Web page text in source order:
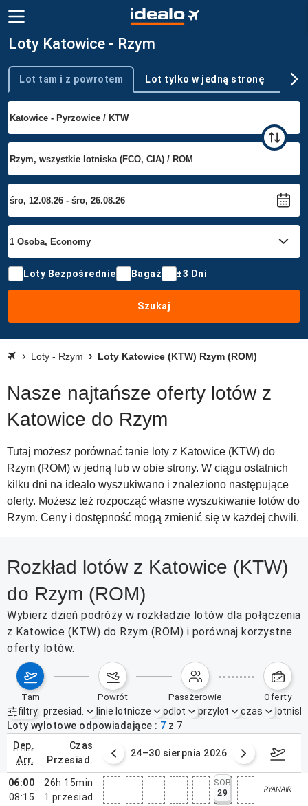
Loty Katowice - Rzym
Typ podróży
Lot tam i z powrotem Lot tylko w jedną stronę
Loty Bezpośrednie Bagaż ±3 Dni
Szukaj
Loty - Rzym Loty Katowice (KTW) Rzym (ROM)
Nasze najtańsze oferty lotów z
Katowice do Rzym
Tutaj możesz porównać tanie loty z Katowice (KTW) do
Rzym (ROM) w jedną lub w obie strony. W ciągu ostatnich
kilku dni na idealo wyszukiwano i znaleziono następujące
oferty. Możesz też rozpocząć własne wyszukiwanie lotów do
Rzym. Ceny i dostępność mogą zmienić się w każdej chwili.
Rozkład lotów z Katowice (KTW)
do Rzym (ROM)
Wybierz dzień podróży w rozkładzie lotów dla połączenia
z Katowice (KTW) do Rzym (ROM) i porównaj korzystne
oferty lotów.
tam powrót pasażerowie oferty
filtry
Aktywne filtry brak
przesiad. linie lotnicze odlot przylot czas
Loty wylotowe odpowiadające
7 z 7
dep.
arr.
czas
przesiad.
sierpnia 2026 24–30 sierpnia 2026
06:00
08:15
26h 15min
1 przesiad.
SOB
29